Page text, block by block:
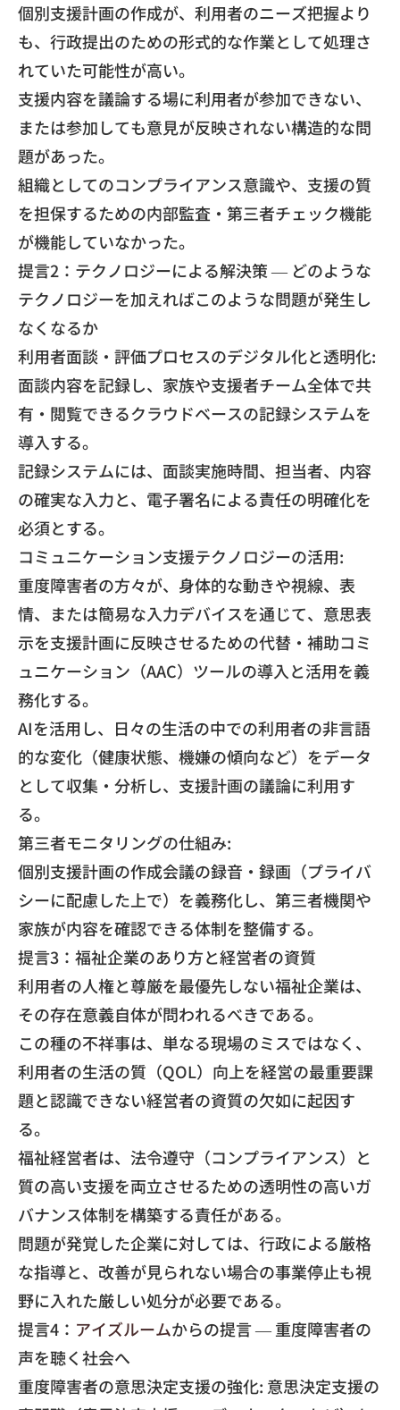
​個別支援計画の作成が、利用者のニーズ把握より
も、 行政提出のための形式的な作業として処理さ
れていた可能性が高い。
​支援内容を議論する場に利用者が参加できない、
または参加しても意見が反映されない構造的な問
題があった。
​組織としてのコンプライアンス意識や、 支援の質
を担保するための内部監査・ 第三者チェック機能
が機能していなかった。
​提言2：テクノロジーによる解決策 — どのような
テクノロジーを加えればこのような問題が発生し
なくなるか
​利用者面談・評価プロセスのデジタル化と透明化:
​面談内容を記録し、家族や支援者チーム全体で共
有・ 閲覧できるクラウドベースの記録システムを
導入する。
​記録システムには、面談実施時間、担当者、 内容
の確実な入力と、電子署名による責任の明確化を
必須とする。
​コミュニケーション支援テクノロジーの活用:
​重度障害者の方々が、身体的な動きや視線、表
情、 または簡易な入力デバイスを通じて、 意思表
示を支援計画に反映させるための代替・ 補助コミ
ュニケーション（AAC） ツールの導入と活用を義
務化する。
​AIを活用し、日々の生活の中での利用者の非言語
的な変化（健康状態、機嫌の傾向など）をデータ
として収集・分析し、 支援計画の議論に利用す
る。
​第三者モニタリングの仕組み:
​個別支援計画の作成会議の録音・録画（プライバ
シーに配慮した上で）を義務化し、 第三者機関や
家族が内容を確認できる体制を整備する。
​提言3：福祉企業のあり方と経営者の資質
​利用者の人権と尊厳を最優先しない福祉企業は、
その存在意義自体が問われるべきである。
​この種の不祥事は、単なる現場のミスではなく、
利用者の生活の質（QOL） 向上を経営の最重要課
題と認識できない経営者の資質の欠如に起因す
る。
​福祉経営者は、法令遵守（コンプライアンス） と
質の高い支援を両立させるための透明性の高いガ
バナンス体制を構築する責任がある。
​問題が発覚した企業に対しては、行政による厳格
な指導と、 改善が見られない場合の事業停止も視
野に入れた厳しい処分が必要である。
​提言4： アイズルームからの提言 — 重度障害者の
声を聴く社会へ
​重度障害者の意思決定支援の強化: 意思決定支援の